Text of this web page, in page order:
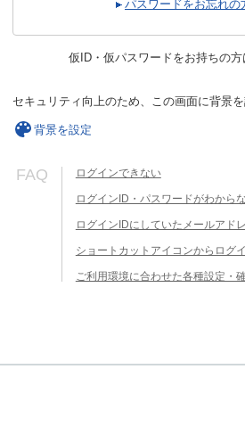
パスワードをお忘れの
仮ID・仮パスワードをお持ちの方
セキュリティ向上のため、この画面に背景を
背景を設定
FAQ ログインできない
ログインID・パスワードがわから
ログインIDにしていたメールアド
ショートカットアイコンからログ
ご利用環境に合わせた各種設定・